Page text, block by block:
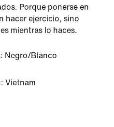
Porque ponerse en
hacer ejercicio, sino
mientras lo haces.
Negro/Blanco
Vietnam